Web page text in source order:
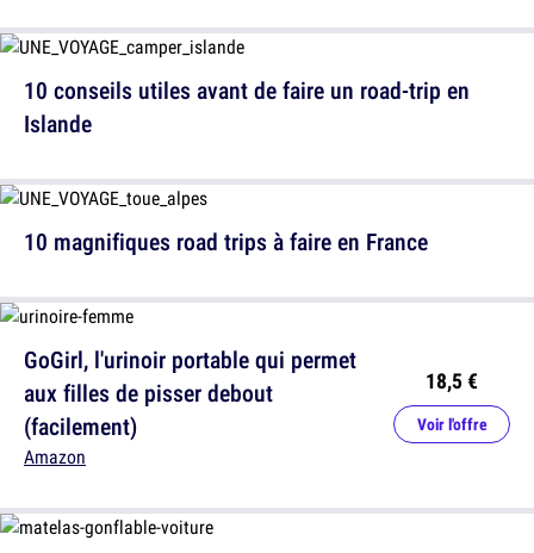
10 conseils utiles avant de faire un road-trip en
Islande
GoGirl, l'urinoir portable qui permet
aux filles de pisser debout
(facilement)
Amazon
18,5 €
Voir l'offre
10 magnifiques road trips à faire en France